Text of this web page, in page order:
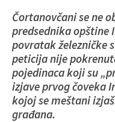
Čortanovčani se ne
predsednika opštine
povratak železničke
peticija nije
pojedinaca koji su
izjave prvog čoveka
kojoj se meštani
građana.